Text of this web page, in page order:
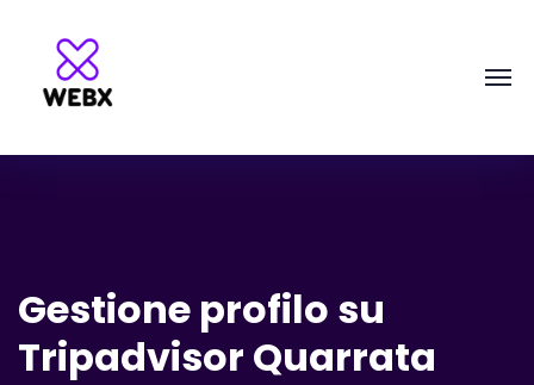
Gestione profilo su
Tripadvisor Quarrata